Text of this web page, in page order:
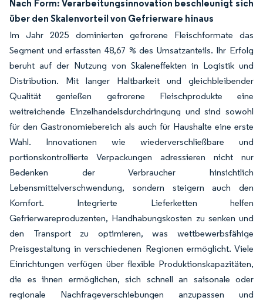
Nach Form: Verarbeitungsinnovation beschleunigt sich
über den Skalenvorteil von Gefrierware hinaus
Im Jahr 2025 dominierten gefrorene Fleischformate das
Segment und erfassten 48,67 % des Umsatzanteils. Ihr Erfolg
beruht auf der Nutzung von Skaleneffekten in Logistik und
Distribution. Mit langer Haltbarkeit und gleichbleibender
Qualität genießen gefrorene Fleischprodukte eine
weitreichende Einzelhandelsdurchdringung und sind sowohl
für den Gastronomiebereich als auch für Haushalte eine erste
Wahl. Innovationen wie wiederverschließbare und
portionskontrollierte Verpackungen adressieren nicht nur
Bedenken der Verbraucher hinsichtlich
Lebensmittelverschwendung, sondern steigern auch den
Komfort. Integrierte Lieferketten helfen
Gefrierwareproduzenten, Handhabungskosten zu senken und
den Transport zu optimieren, was wettbewerbsfähige
Preisgestaltung in verschiedenen Regionen ermöglicht. Viele
Einrichtungen verfügen über flexible Produktionskapazitäten,
die es ihnen ermöglichen, sich schnell an saisonale oder
regionale Nachfrageverschiebungen anzupassen und